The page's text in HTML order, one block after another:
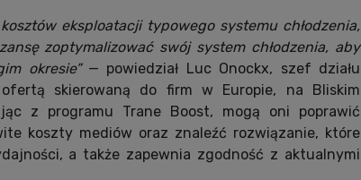
eksploatacji typowego systemu chłodzenia,
zoptymalizować swój system chłodzenia, aby
okresie”— powiedział Luc Onockx, szef działu
skierowaną do firm w Europie, na Bliskim
z programu Trane Boost, mogą oni poprawić
koszty mediów oraz znaleźć rozwiązanie, które
a także zapewnia zgodność z aktualnymi